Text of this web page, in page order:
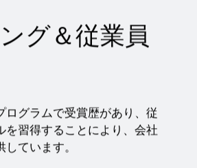
グ＆従業員
グラムで受賞歴があり、従
習得することにより、会社
ています。